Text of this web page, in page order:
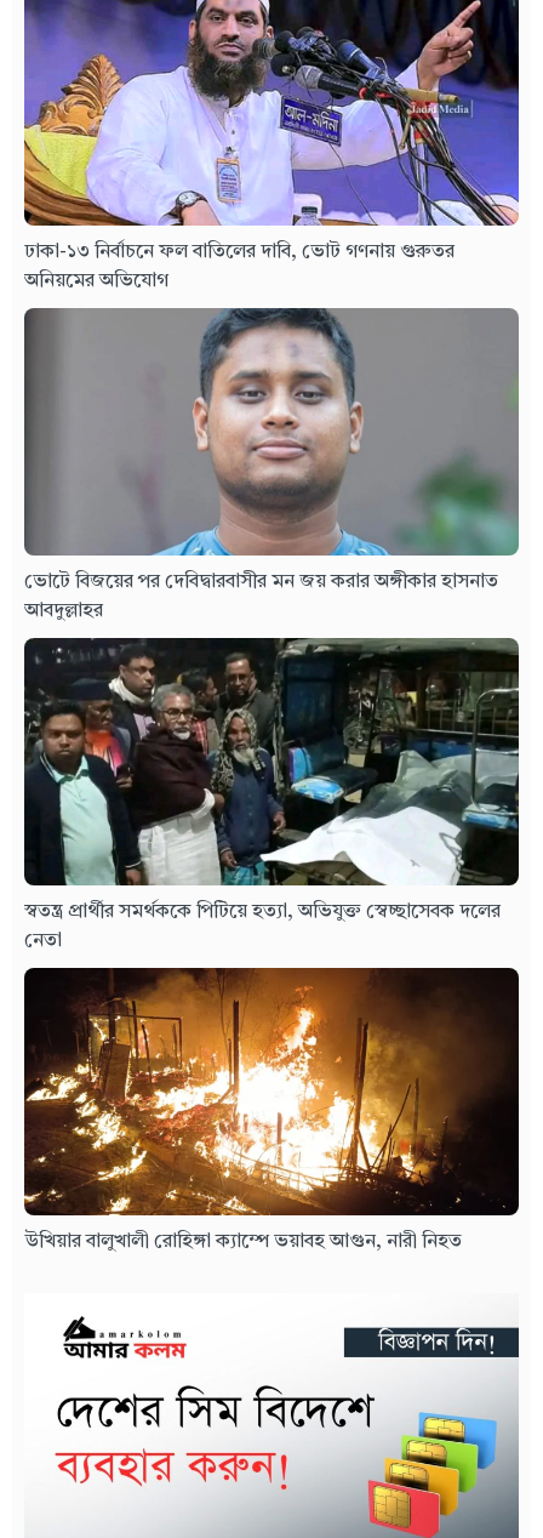
ঢাকা-১৩ নির্বাচনে ফল বাতিলের দাবি, ভোট গণনায় গুরুতর
অনিয়মের অভিযোগ
ভোটে বিজয়ের পর দেবিদ্বারবাসীর মন জয় করার অঙ্গীকার হাসনাত
আবদুল্লাহর
স্বতন্ত্র প্রার্থীর সমর্থককে পিটিয়ে হত্যা, অভিযুক্ত স্বেচ্ছাসেবক দলের
নেতা
উখিয়ার বালুখালী রোহিঙ্গা ক্যাম্পে ভয়াবহ আগুন, নারী নিহত